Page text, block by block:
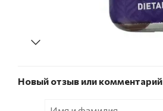
Новый отзыв или комментарий